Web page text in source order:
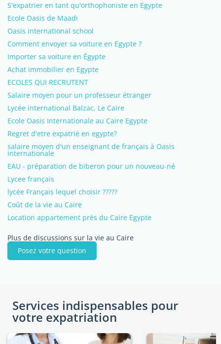
S'expatrier en tant qu'orthophoniste en Egypte
Ecole Oasis de Maadi
Oasis international school
Comment envoyer sa voiture en Egypte ?
Importer sa voiture en Égypte
Achat immobilier en Egypte
ECOLES QUI RECRUTENT
Salaire moyen pour un professeur étranger
Lycée international Balzac, Le Caire
Ecole Oasis Internationale au Caire Egypte
Regret d'etre expatrié en egypte?
salaire moyen d'un enseignant de français à Oasis
internationale
EAU - préparation de biberon pour un nouveau-né
Lycee français
lycée Français lequel choisir ?????
Coût de la vie au Caire
Location appartement près du Caire Egypte
Plus de discussions sur la vie au Caire
Posez votre question
Services indispensables pour
votre expatriation